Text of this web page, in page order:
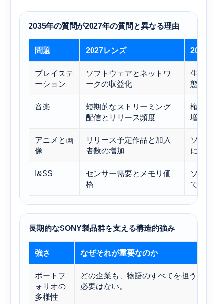
2035年の質問が2027年の質問と異なる理由
問題 2027レンズ 2035
プレイステ
ーション
ソフトウェアとネットワ
ークの収益化
生態系
態を維
音楽
短期的なストリーミング
配信とリリース頻度
権利保
増加さ
アニメと画
像
リリース予定作品と加入
者数の増加
ソニー
になる
I&SS
センサー需要とメモリ価
格
ソニー
できる
長期的なSONY製品群を支える構造的強み
強さ なぜそれが重要なのか
ポートフ
ォリオの
多様性
どの企業も、物語のすべてを担う
必要はない。